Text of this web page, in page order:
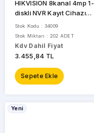
HIKVISION 8kanal 4mp 1-
diskli NVR Kayıt Cihazı
DS-7108NI-Q1
Stok Kodu : 34009
Stok Miktarı : 202 ADET
Kdv Dahil Fiyat
3.455,84 TL
Sepete Ekle
Yeni